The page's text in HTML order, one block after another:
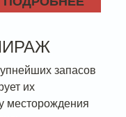
запасов
их
месторождения